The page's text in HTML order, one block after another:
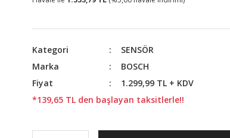
Kategori
SENSÖR
Marka
BOSCH
Fiyat
1.299,99 TL + KDV
*139,65 TL den başlayan taksitlerle!!